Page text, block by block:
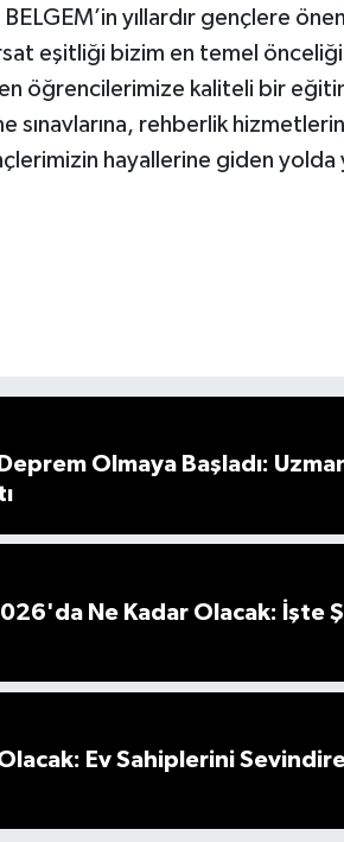
yıllardır gençlere
eşitliği bizim en temel
öğrencilerimize kaliteli bir
sınavlarına, rehberlik
hayallerine giden yolda
Deprem Olmaya Başladı:
Ne Kadar Olacak: İşte
Ev Sahiplerini